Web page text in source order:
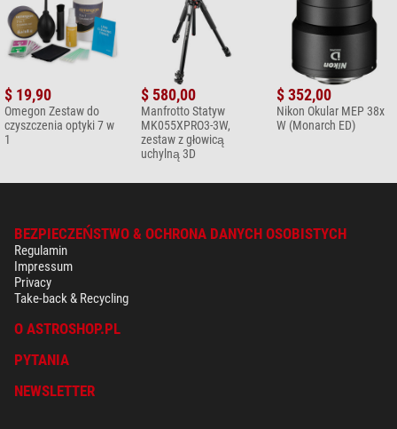
$ 19,90
Omegon Zestaw do
czyszczenia optyki 7 w
1
$ 580,00
Manfrotto Statyw
MK055XPRO3-3W,
zestaw z głowicą
uchylną 3D
$ 352,00
Nikon Okular MEP 38x
W (Monarch ED)
BEZPIECZEŃSTWO & OCHRONA DANYCH OSOBISTYCH
Regulamin
Impressum
Privacy
Take-back & Recycling
O ASTROSHOP.PL
PYTANIA
NEWSLETTER